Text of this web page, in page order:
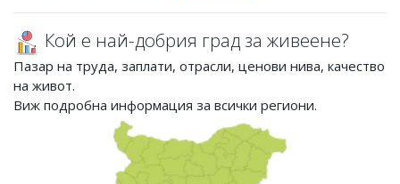
Кой е най-добрия град за живеене?
Пазар на труда, заплати, отрасли, ценови нива, качество
на живот.
Виж подробна информация за всички региони.